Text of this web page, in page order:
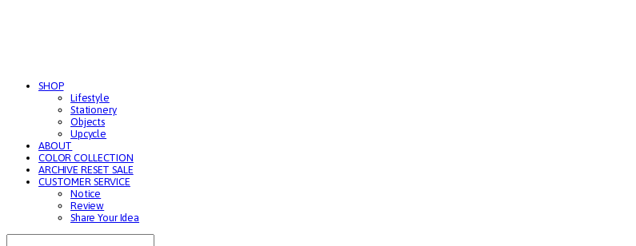
SHOP
Lifestyle
Stationery
Objects
Upcycle
ABOUT
COLOR COLLECTION
ARCHIVE RESET SALE
CUSTOMER SERVICE
Notice
Review
Share Your Idea